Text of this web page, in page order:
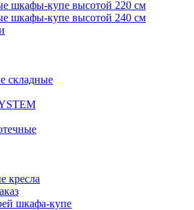
шкафы-купе высотой 220 см
шкафы-купе высотой 240 см
складные
кресла
шкафа-купе